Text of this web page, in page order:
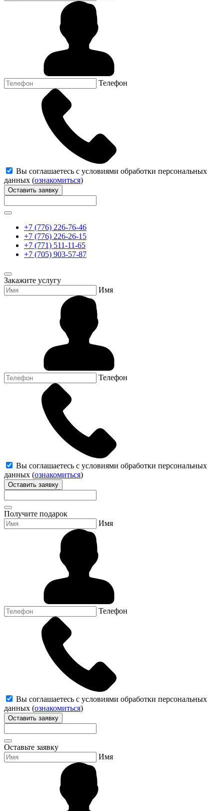
Телефон
Вы соглашаетесь с условиями обработки персональных
данных (ознакомиться)
Оставить заявку
+7 (776) 226-76-46
+7 (776) 226-26-15
+7 (771) 511-11-65
+7 (705) 903-57-87
Закажите услугу
Имя
Телефон
Вы соглашаетесь с условиями обработки персональных
данных (ознакомиться)
Оставить заявку
Получите подарок
Имя
Телефон
Вы соглашаетесь с условиями обработки персональных
данных (ознакомиться)
Оставить заявку
Оставьте заявку
Имя